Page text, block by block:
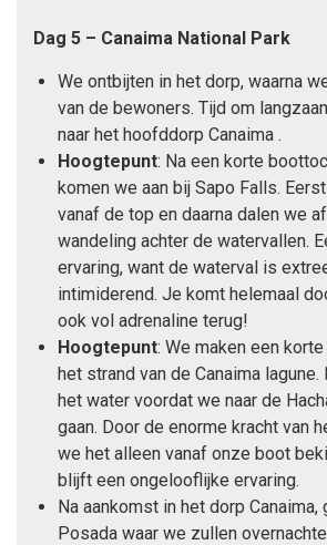
Dag 5 – Canaima National Park
We ontbijten in het dorp, waarna
van de bewoners. Tijd om
naar het hoofddorp Canaima .
Hoogtepunt: Na een korte
komen we aan bij Sapo Falls.
vanaf de top en daarna dalen we
wandeling achter de watervallen.
ervaring, want de waterval is
intimiderend. Je komt helemaal
ook vol adrenaline terug!
Hoogtepunt: We maken een
het strand van de Canaima
het water voordat we naar de
gaan. Door de enorme kracht van
we het alleen vanaf onze boot
blijft een ongelooflijke ervaring.
Na aankomst in het dorp Canaima,
Posada waar we zullen